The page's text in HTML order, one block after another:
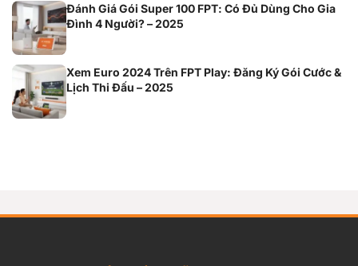
Đánh Giá Gói Super 100 FPT: Có Đủ Dùng Cho Gia
Đình 4 Người? – 2025
Xem Euro 2024 Trên FPT Play: Đăng Ký Gói Cước &
Lịch Thi Đấu – 2025